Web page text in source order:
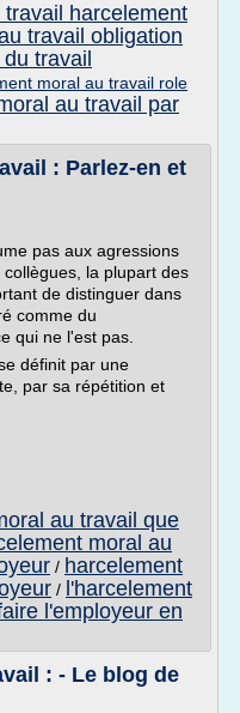
harcelement
travail obligation
travail
moral au travail role
au travail par
: Parlez-en et
pas aux agressions
la plupart des
de distinguer dans
comme du
qui ne l'est pas.
définit par une
par sa répétition et
au travail que
moral au
/ harcelement
/ l'harcelement
l'employeur en
: - Le blog de